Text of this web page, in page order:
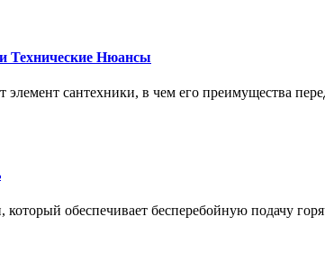
Технические Нюансы
элемент сантехники, в чем его преимущества
обеспечивает бесперебойную подачу